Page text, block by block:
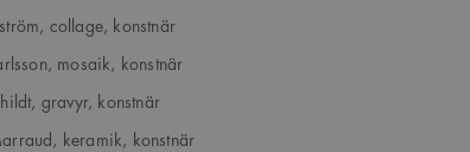
collage, konstnär
mosaik, konstnär
gravyr, konstnär
keramik, konstnär